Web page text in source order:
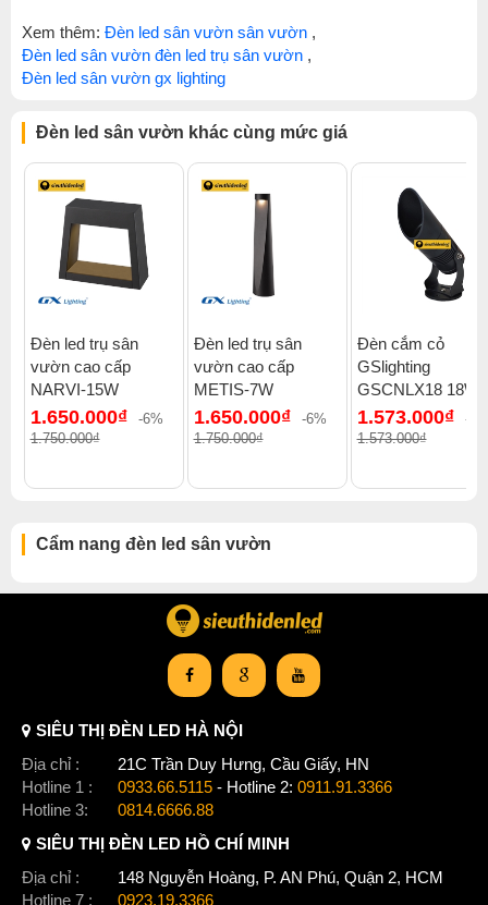
Xem thêm: Đèn led sân vườn sân vườn ,
Đèn led sân vườn đèn led trụ sân vườn ,
Đèn led sân vườn gx lighting
Đèn led sân vườn khác cùng mức giá
Đèn led trụ sân
vườn cao cấp
NARVI-15W
1.650.000₫
-6%
1.750.000₫
Đèn led trụ sân
vườn cao cấp
METIS-7W
1.650.000₫
-6%
1.750.000₫
Đèn cắm cỏ
GSlighting
GSCNLX18 18W
1.573.000₫
-
1.573.000₫
Cẩm nang đèn led sân vườn
SIÊU THỊ ĐÈN LED HÀ NỘI
Địa chỉ :
21C Trần Duy Hưng, Cầu Giấy, HN
Hotline 1 :
0933.66.5115 - Hotline 2: 0911.91.3366
Hotline 3:
0814.6666.88
SIÊU THỊ ĐÈN LED HỒ CHÍ MINH
Địa chỉ :
148 Nguyễn Hoàng, P. AN Phú, Quận 2, HCM
Hotline 7 :
0923.19.3366